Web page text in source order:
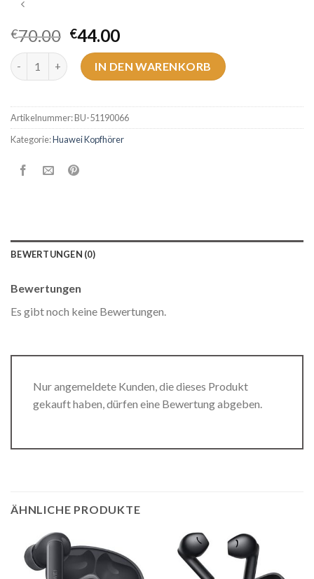
€70.00 €44.00
huawei kopfhörer MengeIN DEN WARENKORB
Artikelnummer:BU-51190066
Kategorie:Huawei Kopfhörer
BEWERTUNGEN (0)
Bewertungen
Es gibt noch keine Bewertungen.
Nur angemeldete Kunden, die dieses Produkt
gekauft haben, dürfen eine Bewertung abgeben.
ÄHNLICHE PRODUKTE